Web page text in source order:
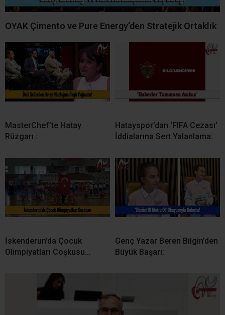
OYAK Çimento ve Pure Energy’den Stratejik Ortaklık
MasterChef’te Hatay
Rüzgarı :
Hatayspor’dan ‘FIFA Cezası’
İddialarına Sert Yalanlama:
İskenderun’da Çocuk
Olimpiyatları Coşkusu…
Genç Yazar Beren Bilgin’den
Büyük Başarı: